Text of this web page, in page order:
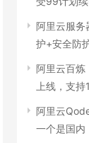
阿里云服务
护+安全防
阿里云百炼
上线，支
阿里云
一个是国内